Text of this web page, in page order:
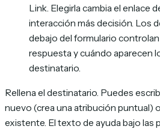
Link. Elegirla cambia el enlace
interacción más decisión. Los
debajo del formulario
respuesta y cuándo aparecen
destinatario.
Rellena el destinatario. Puedes
nuevo (crea una atribución puntual)
existente. El texto de ayuda bajo las